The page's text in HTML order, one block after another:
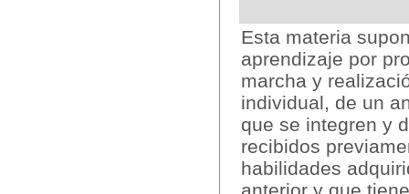
Esta materia
aprendizaje por
marcha y
individual, de un
que se integren y
recibidos
habilidades